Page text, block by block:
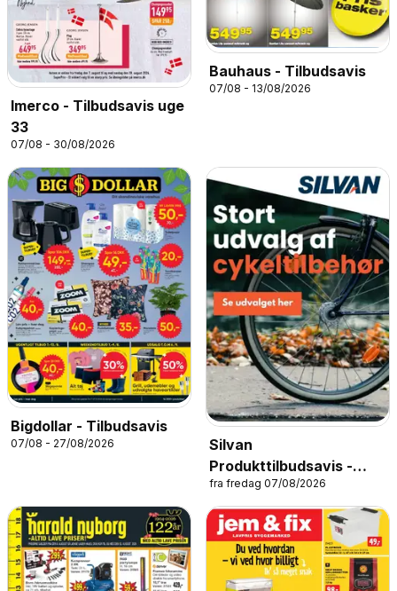
Imerco - Tilbudsavis uge
33
07/08 - 30/08/2026
Bauhaus - Tilbudsavis
07/08 - 13/08/2026
Bigdollar - Tilbudsavis
07/08 - 27/08/2026
Silvan
Produkttilbudsavis -
Cykler
fra fredag 07/08/2026